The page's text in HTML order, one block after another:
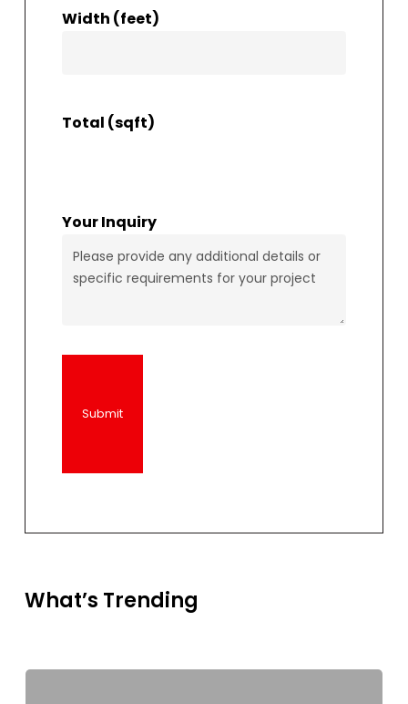
Width (feet)
Total (sqft)
Your Inquiry
What’s Trending